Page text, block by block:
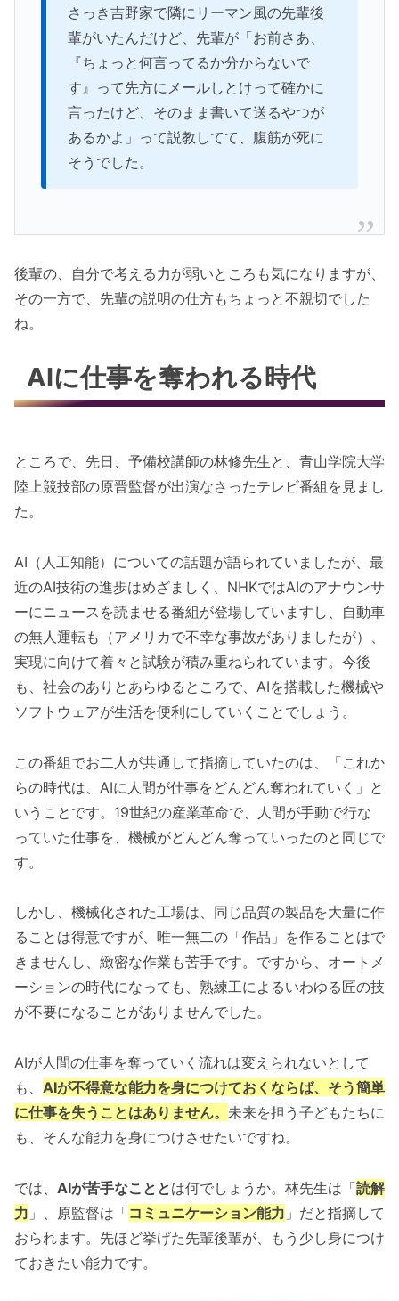
さっき吉野家で隣にリーマン風の先輩後
輩がいたんだけど、先輩が「お前さあ、
『ちょっと何言ってるか分からないで
す』って先方にメールしとけって確かに
言ったけど、そのまま書いて送るやつが
あるかよ」って説教してて、腹筋が死に
そうでした。
後輩の、自分で考える力が弱いところも気になりますが、
その一方で、先輩の説明の仕方もちょっと不親切でした
ね。
AIに仕事を奪われる時代
ところで、先日、予備校講師の林修先生と、青山学院大学
陸上競技部の原晋監督が出演なさったテレビ番組を見まし
た。
AI（人工知能）についての話題が語られていましたが、最
近のAI技術の進歩はめざましく、NHKではAIのアナウンサ
ーにニュースを読ませる番組が登場していますし、自動車
の無人運転も（アメリカで不幸な事故がありましたが）、
実現に向けて着々と試験が積み重ねられています。今後
も、社会のありとあらゆるところで、AIを搭載した機械や
ソフトウェアが生活を便利にしていくことでしょう。
この番組でお二人が共通して指摘していたのは、「これか
らの時代は、AIに人間が仕事をどんどん奪われていく」と
いうことです。19世紀の産業革命で、人間が手動で行な
っていた仕事を、機械がどんどん奪っていったのと同じで
す。
しかし、機械化された工場は、同じ品質の製品を大量に作
ることは得意ですが、唯一無二の「作品」を作ることはで
きませんし、緻密な作業も苦手です。ですから、オートメ
ーションの時代になっても、熟練工によるいわゆる匠の技
が不要になることがありませんでした。
AIが人間の仕事を奪っていく流れは変えられないとして
も、 AIが不得意な能力を身につけておくならば、そう簡単
に仕事を失うことはありません。 未来を担う子どもたちに
も、そんな能力を身につけさせたいですね。
では、 AIが苦手なこととは何でしょうか。林先生は「読解
力 」、原監督は「コミュニケーション能力 」だと指摘して
おられます。先ほど挙げた先輩後輩が、もう少し身につけ
ておきたい能力です。